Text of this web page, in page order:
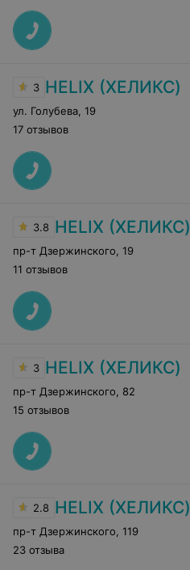
3 HELIX (ХЕЛИКС)
ул. Голубева 19
17 отзывов
3.8 HELIX (ХЕЛИКС)
пр-т Дзержинского, 19
11 отзывов
3 HELIX (ХЕЛИКС)
пр-т Дзержинского
82
15 отзывов
2.8 HELIX (ХЕЛИКС)
пр-т Дзержинского 119
23 отзыва